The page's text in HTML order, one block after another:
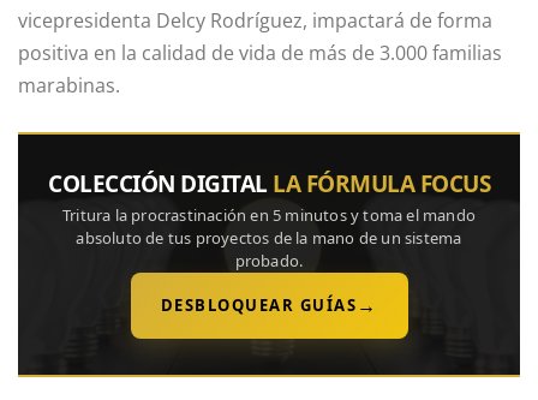
vicepresidenta Delcy Rodríguez, impactará de forma
positiva en la calidad de vida de más de 3.000 familias
marabinas.
COLECCIÓN DIGITAL LA FÓRMULA FOCUS
Tritura la procrastinación en 5 minutos y toma el mando
absoluto de tus proyectos de la mano de un sistema
probado.
DESBLOQUEAR GUÍAS →